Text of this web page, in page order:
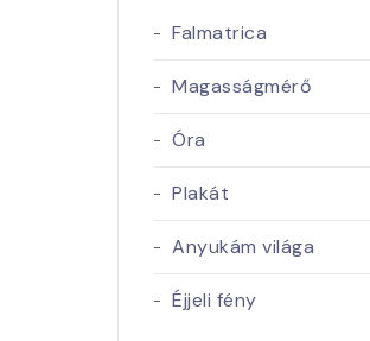
Falmatrica
Magasságmérő
Óra
Plakát
Anyukám világa
Éjjeli fény